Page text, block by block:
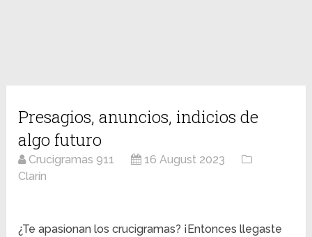
Presagios, anuncios, indicios de
algo futuro
Crucigramas 911
16 August 2023
Clarín
¿Te apasionan los crucigramas? ¡Entonces llegaste